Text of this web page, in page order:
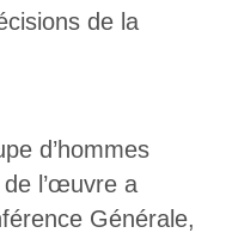
de la
d’hommes
de l’œuvre a
Générale,